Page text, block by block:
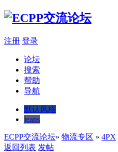
注册 登录
论坛
搜索
帮助
导航
默认风格
jeans
ECPP交流论坛» 物流专区 » 4PX
返回列表 发帖